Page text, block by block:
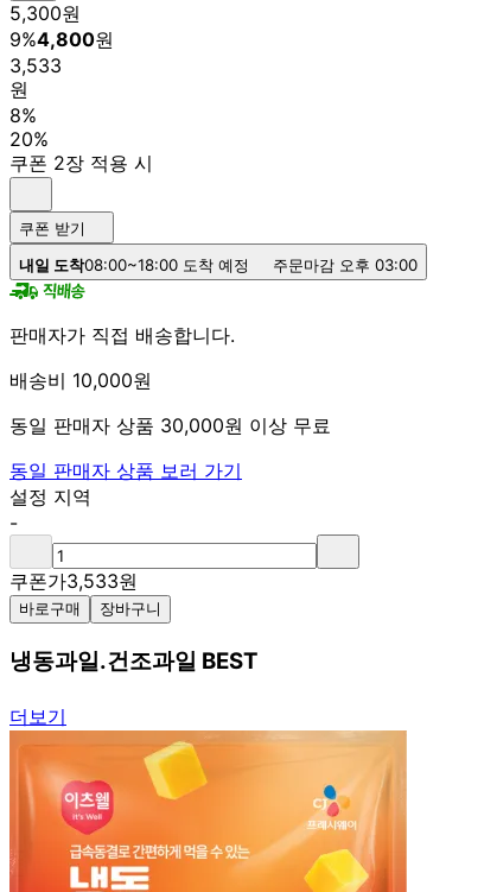
5,300원
9%4,800원
3,533
원
8%
20%
쿠폰 2장 적용 시
쿠폰 받기
내일 도착08:00~18:00 도착 예정 주문마감 오후 03:00
판매자가 직접 배송합니다.
배송비 10,000원
동일 판매자 상품 30,000원 이상 무료
동일 판매자 상품 보러 가기
설정 지역
-
쿠폰가3,533원
바로구매 장바구니
냉동과일.건조과일 BEST
더보기